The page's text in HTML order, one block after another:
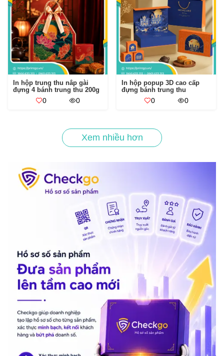
In hộp trung thu nắp gài
đựng 4 bánh trung thu 200g
0 0
In hộp popup 3D cao cấp
đựng bánh trung thu
0 0
Xem nhiều hơn